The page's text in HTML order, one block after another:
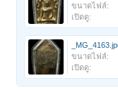
ขนาดไฟล์:
เปิดดู:
ขนาดไฟล์:
เปิดดู: